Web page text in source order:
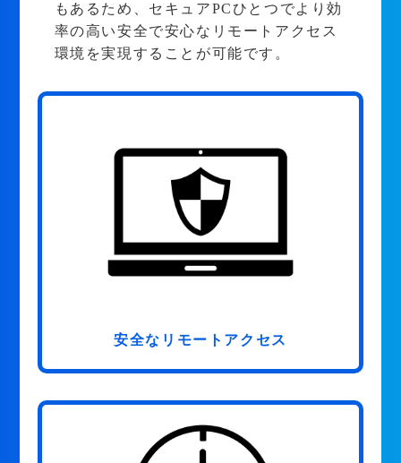
もあるため、セキュアPCひとつでより効
率の高い安全で安心なリモートアクセス
環境を実現することが可能です。
安全なリモートアクセス